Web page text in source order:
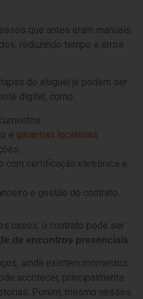
que antes eram manuais
reduzindo tempo e erros
do aluguel já podem ser
digital, como:
e garantias locatícias
com certificação eletrônica e
e gestão do contrato
casos, o contrato pode ser
de encontros presenciais.
ainda existem momentos
acontecer, principalmente
Porém, mesmo nesses